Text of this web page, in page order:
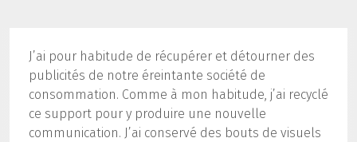
J’ai pour habitude de récupérer et détourner des
publicités de notre éreintante société de
consommation. Comme à mon habitude, j’ai recyclé
ce support pour y produire une nouvelle
communication. J’ai conservé des bouts de visuels